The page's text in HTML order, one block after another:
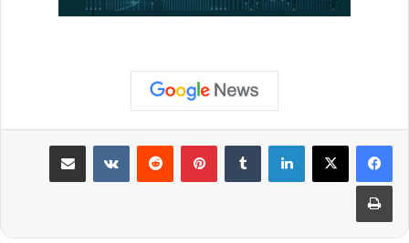
لينكدإن بينتيريست مشاركة عبر البريد
طباعة